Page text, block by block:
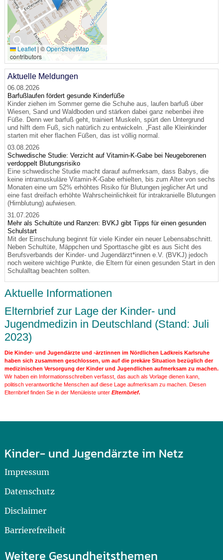
🔍
Leaflet | ©OpenStreetMap
contributors
Aktuelle Meldungen
06.08.2026
Barfußlaufen fördert gesunde Kinderfüße
Kinder ziehen im Sommer gerne die Schuhe aus, laufen barfuß über
Wiesen, Sand und Waldboden und stärken dabei ganz nebenbei ihre
Füße. Denn wer barfuß geht, trainiert Muskeln, spürt den Untergrund
und hilft dem Fuß, sich natürlich zu entwickeln. „Fast alle Kleinkinder
starten mit eher flachen Füßen, das ist völlig normal.
03.08.2026
Schwedische Studie: Verzicht auf Vitamin-K-Gabe bei Neugeborenen
verdoppelt Blutungsrisiko
Eine schwedische Studie macht darauf aufmerksam, dass Babys, die
keine intramuskuläre Vitamin-K-Gabe erhielten, bis zum Alter von sechs
Monaten eine um 52% erhöhtes Risiko für Blutungen jeglicher Art und
eine fast dreifach erhöhte Wahrscheinlichkeit für intrakranielle Blutungen
(Hirnblutung) aufwiesen.
31.07.2026
Mehr als Schultüte und Ranzen: BVKJ gibt Tipps für einen gesunden
Schulstart
Mit der Einschulung beginnt für viele Kinder ein neuer Lebensabschnitt.
Neben Schultüte, Mäppchen und Sporttasche gibt es aus Sicht des
Berufsverbands der Kinder- und Jugendärzt*innen e.V. (BVKJ) jedoch
noch weitere wichtige Punkte, die Eltern für einen gesunden Start in den
Schulalltag beachten sollten.
Aktuelle Informationen
Elternbrief zur Lage der Kinder- und
Jugendmedizin in Deutschland (Stand: Juli
2023)
Die Kinder- und Jugendärzte und -ärztinnen im Nördlichen Ladkreis Karlsruhe
haben sich zusammen geschlossen, um auf die prekäre Situation bezüglich der
medizinischen Versorgung der Kinder und Jugendlichen aufmerksam zu machen.
Wir haben ein Informationsschreiben verfasst, das auch als Vorlage dienen kann,
politisch verantwortliche Menschen auf diese Lage aufmerksam zu machen. Diesen
Elternbrief finden Sie in der Menüleiste unter Elternbrief.
Kinder- und Jugendärzte im Netz
Impressum
Datenschutz
Disclaimer
Barrierefreiheit
Weitere Gesundheitsthemen